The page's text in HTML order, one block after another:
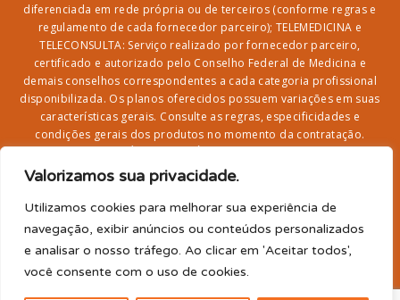
Valorizamos sua privacidade.
Utilizamos cookies para melhorar sua experiência de
navegação, exibir anúncios ou conteúdos personalizados
e analisar o nosso tráfego. Ao clicar em 'Aceitar todos',
você consente com o uso de cookies.
diferenciada em rede própria ou de terceiros (conforme regras e
regulamento de cada fornecedor parceiro); TELEMEDICINA e
TELECONSULTA: Serviço realizado por fornecedor parceiro,
certificado e autorizado pelo Conselho Federal de Medicina e
demais conselhos correspondentes a cada categoria profissional
disponibilizada. Os planos oferecidos possuem variações em suas
características gerais. Consulte as regras, especificidades e
condições gerais dos produtos no momento da contratação.
serviços na rede credenciada;SEGURO DE VIDA, ACIDENTES
PESSOAIS, ASSISTÊNCIA FUNERAL 24H, ASSISTÊNCIA
RESIDENCIAL E SORTEIO: Produto com registro SUSEP
garantido pela SEGUROS SURA (CNPJ sob o nº
adesão/elegibilidade de 64 anos (titular) e carência de 60
para utilização.